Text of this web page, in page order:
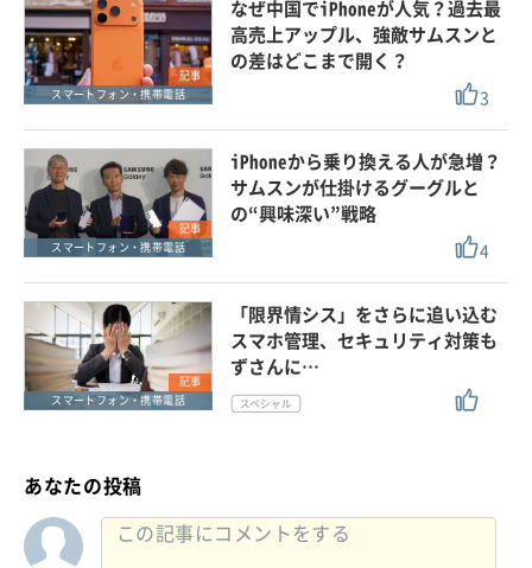
記事
スマートフォン・携帯電話
なぜ中国でiPhoneが人気？過去最
高売上アップル、強敵サムスンと
の差はどこまで開く？
3
記事
スマートフォン・携帯電話
iPhoneから乗り換える人が急増？
サムスンが仕掛けるグーグルと
の“興味深い”戦略
4
記事
スマートフォン・携帯電話
「限界情シス」をさらに追い込む
スマホ管理、セキュリティ対策も
ずさんに…
あなたの投稿